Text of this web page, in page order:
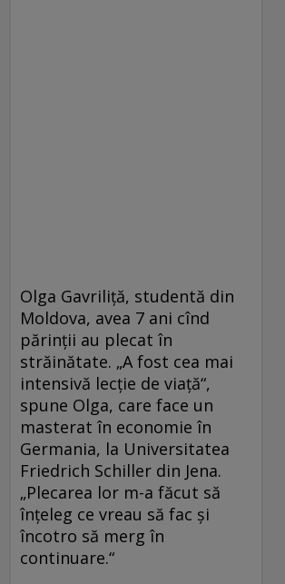
Olga Gavriliţă, studentă din
Moldova, avea 7 ani cînd
părinţii au plecat în
străinătate. „A fost cea mai
intensivă lecţie de viaţă“,
spune Olga, care face un
masterat în economie în
Germania, la Universitatea
Friedrich Schiller din Jena.
„Plecarea lor m-a făcut să
înţeleg ce vreau să fac şi
încotro să merg în
continuare.“